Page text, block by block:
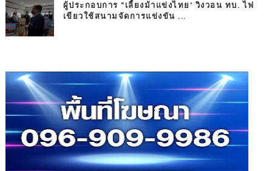
ผู้ประกอบการ "เลี้ยงม้าแข่งไทย' วิงวอน ทบ. ไฟ
เขียวใช้สนามจัดการแข่งขัน ...